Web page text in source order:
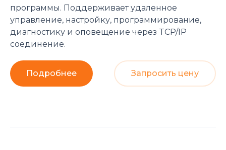
программы. Поддерживает удаленное
управление, настройку, программирование,
диагностику и оповещение через TCP/IP
соединение.
Подробнее Запросить цену